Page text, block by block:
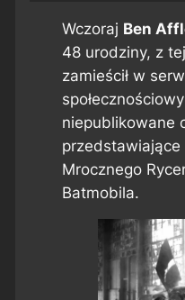
Wczoraj Ben
48 urodziny, z
zamieścił w
niepublikowane
Mrocznego
Batmobila.